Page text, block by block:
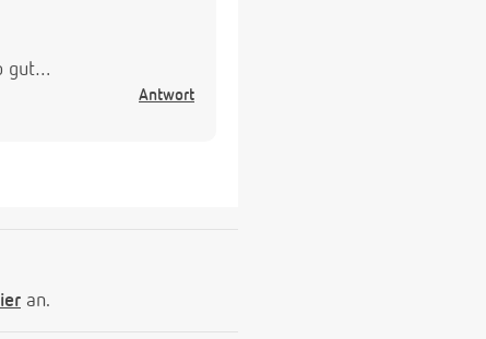
gut…
Antwort
an.